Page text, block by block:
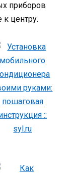
приборов
центру.